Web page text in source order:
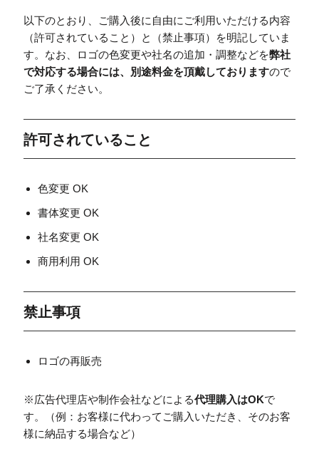
以下のとおり、ご購入後に自由にご利用いただける内容
（許可されていること）と（禁止事項）を明記していま
す。なお、ロゴの色変更や社名の追加・調整などを弊社
で対応する場合には、別途料金を頂戴しておりますので
ご了承ください。
許可されていること
色変更 OK
書体変更 OK
社名変更 OK
商用利用 OK
禁止事項
ロゴの再販売
※広告代理店や制作会社などによる代理購入はOKで
す。（例：お客様に代わってご購入いただき、そのお客
様に納品する場合など）